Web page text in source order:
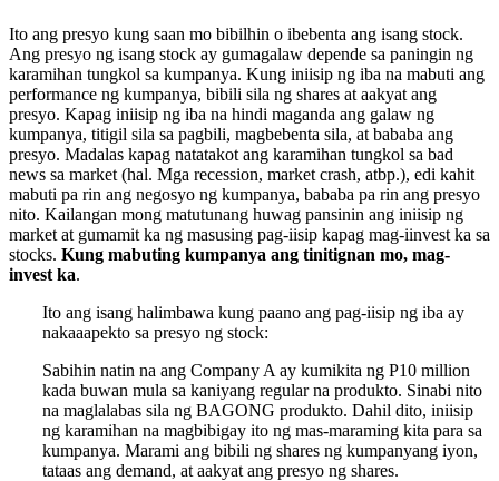
Ito ang presyo kung saan mo bibilhin o ibebenta ang isang stock.
Ang presyo ng isang stock ay gumagalaw depende sa paningin ng
karamihan tungkol sa kumpanya. Kung iniisip ng iba na mabuti ang
performance ng kumpanya, bibili sila ng shares at aakyat ang
presyo. Kapag iniisip ng iba na hindi maganda ang galaw ng
kumpanya, titigil sila sa pagbili, magbebenta sila, at bababa ang
presyo. Madalas kapag natatakot ang karamihan tungkol sa bad
news sa market (hal. Mga recession, market crash, atbp.), edi kahit
mabuti pa rin ang negosyo ng kumpanya, bababa pa rin ang presyo
nito. Kailangan mong matutunang huwag pansinin ang iniisip ng
market at gumamit ka ng masusing pag-iisip kapag mag-iinvest ka sa
stocks. Kung mabuting kumpanya ang tinitignan mo, mag-
invest ka.
Ito ang isang halimbawa kung paano ang pag-iisip ng iba ay
nakaaapekto sa presyo ng stock:
Sabihin natin na ang Company A ay kumikita ng P10 million
kada buwan mula sa kaniyang regular na produkto. Sinabi nito
na maglalabas sila ng BAGONG produkto. Dahil dito, iniisip
ng karamihan na magbibigay ito ng mas-maraming kita para sa
kumpanya. Marami ang bibili ng shares ng kumpanyang iyon,
tataas ang demand, at aakyat ang presyo ng shares.